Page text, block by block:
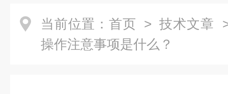
当前位置： 首页 > 技术文章
操作注意事项是什么？